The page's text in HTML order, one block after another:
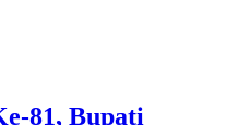
81, Bupati